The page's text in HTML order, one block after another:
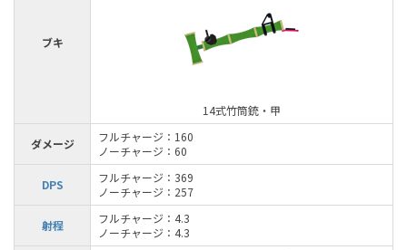
ブキ
14式竹筒銃・甲
ダメージ
フルチャージ：160
ノーチャージ：60
DPS
フルチャージ：369
ノーチャージ：257
射程
フルチャージ：4.3
ノーチャージ：4.3